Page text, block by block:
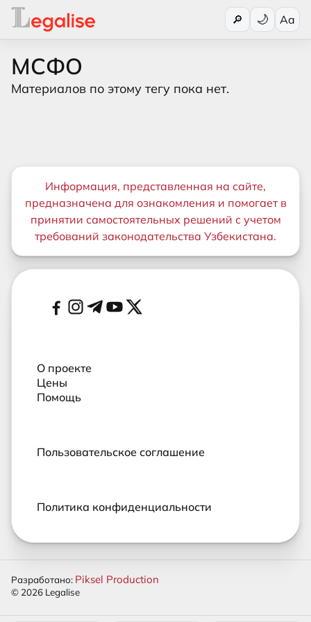
🔎 Aa
МСФО
Материалов по этому тегу пока нет.
Важная информация
Информация, представленная на сайте,
предназначена для ознакомления и помогает в
принятии самостоятельных решений с учетом
требований законодательства Узбекистана.
Дополнительные ссылки
Социальные сети
О проекте
Цены
Помощь
Пользовательское соглашение
Политика конфиденциальности
Разработано: Piksel Production
© 2026 Legalise